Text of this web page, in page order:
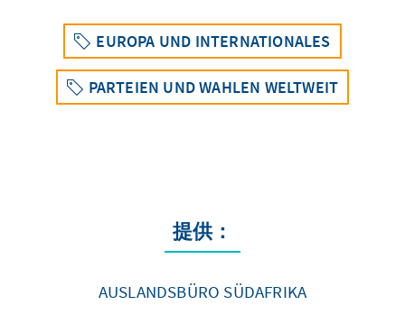
EUROPA UND INTERNATIONALES
PARTEIEN UND WAHLEN WELTWEIT
提供：
AUSLANDSBÜRO SÜDAFRIKA